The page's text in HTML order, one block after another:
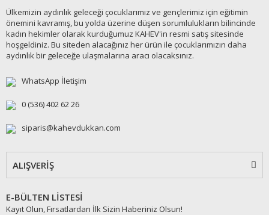
Ülkemizin aydınlık geleceği çocuklarımız ve gençlerimiz için eğitimin
önemini kavramış, bu yolda üzerine düşen sorumlulukların bilincinde
kadın hekimler olarak kurduğumuz KAHEV'in resmi satış sitesinde
hoşgeldiniz. Bu siteden alacağınız her ürün ile çocuklarımızın daha
aydınlık bir geleceğe ulaşmalarına aracı olacaksınız.
WhatsApp İletişim
0 (536) 402 62 26
siparis@kahevdukkan.com
ALIŞVERİŞ
E-BÜLTEN LİSTESİ
Kayıt Olun, Fırsatlardan İlk Sizin Haberiniz Olsun!